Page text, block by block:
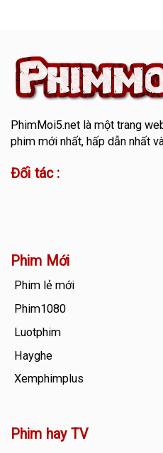
PhimMoi5.netlà một trang
phim mới nhất, hấp dẫn nhất
Đối tác :
Phim Mới
Phim lẻ mới
Phim1080
Luotphim
Hayghe
Xemphimplus
Phim hay TV